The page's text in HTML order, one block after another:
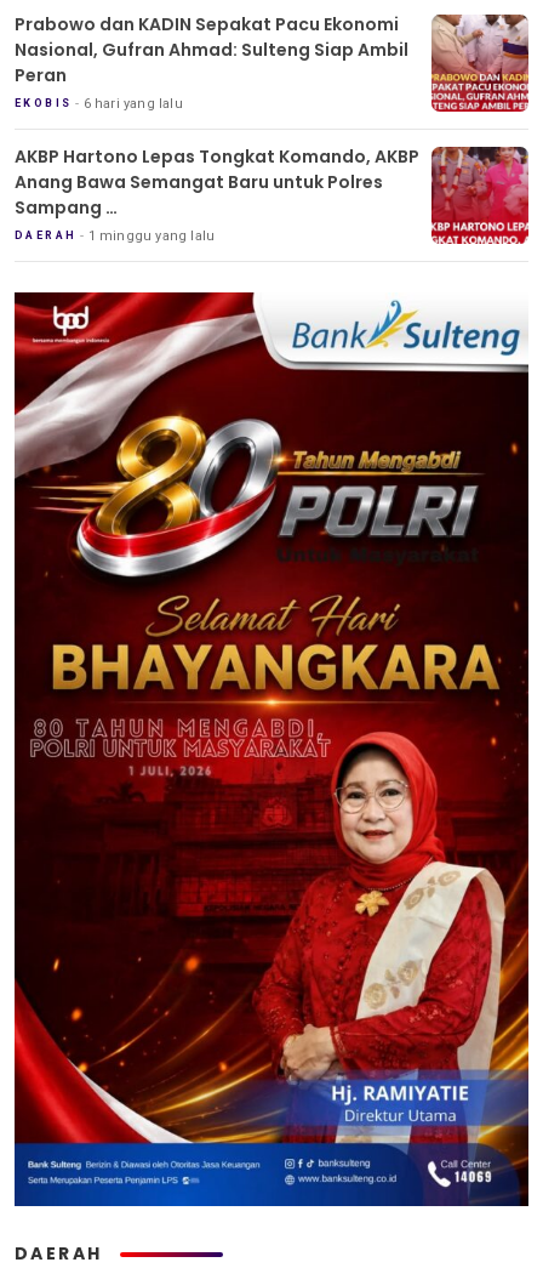
Prabowo dan KADIN Sepakat Pacu Ekonomi
Nasional, Gufran Ahmad: Sulteng Siap Ambil
Peran
EKOBIS 6 hari yang lalu
AKBP Hartono Lepas Tongkat Komando, AKBP
Anang Bawa Semangat Baru untuk Polres
Sampang
Tradisi Pedang Pora Iringi Sertijab Kapolres
Sampang
DAERAH 1 minggu yang lalu
DAERAH